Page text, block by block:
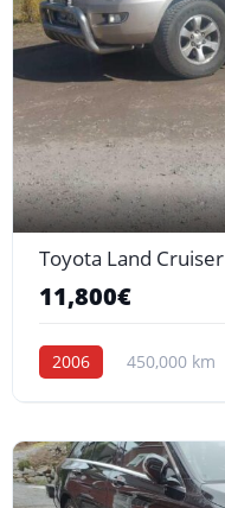
Toyota Land Cruiser
11,800€
2006 450,000 km